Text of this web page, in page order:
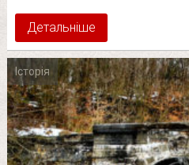
Детальніше
Історія